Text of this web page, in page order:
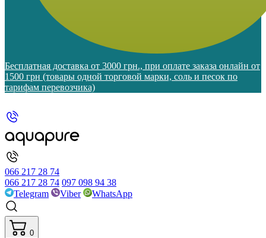
Бесплатная доставка от 3000 грн., при оплате заказа онлайн от
1500 грн (товары одной торговой марки, соль и песок по
тарифам перевозчика)
066 217 28 74
066 217 28 74 097 098 94 38
Telegram
Viber WhatsApp
0